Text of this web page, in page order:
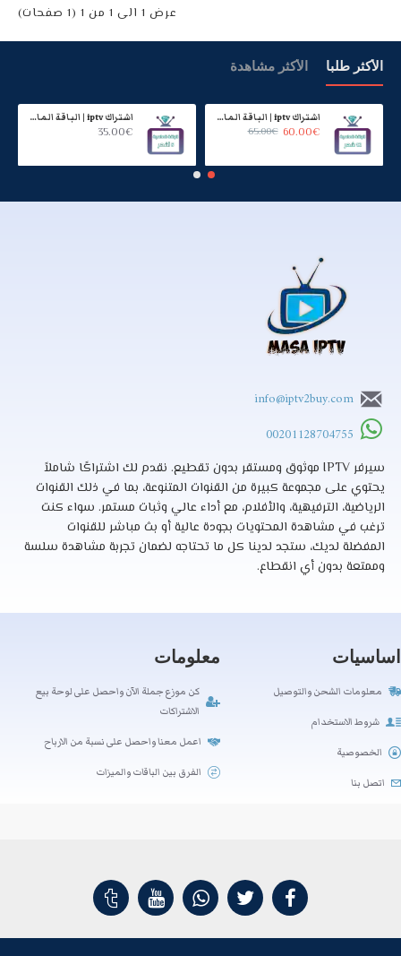
عرض 1 الى 1 من 1 (1 صفحات)
الأكثر طلبا الأكثر مشاهدة
اشتراك iptv | الباقة الماسية | مدة عام
60.00€
65.00€
اشتراك iptv | الباقة الماسية | ستة اشهر
35.00€
info@iptv2buy.com
00201128704755
سيرفر IPTV موثوق ومستقر بدون تقطيع. نقدم لك اشتراكًا شاملاً
يحتوي على مجموعة كبيرة من القنوات المتنوعة، بما في ذلك القنوات
الرياضية، الترفيهية، والأفلام، مع أداء عالي وثبات مستمر. سواء كنت
ترغب في مشاهدة المحتويات بجودة عالية أو بث مباشر للقنوات
المفضلة لديك، ستجد لدينا كل ما تحتاجه لضمان تجربة مشاهدة سلسة
وممتعة بدون أي انقطاع.
اساسيات
معلومات الشحن والتوصيل
شروط الاستخدام
الخصوصية
اتصل بنا
معلومات
كن موزع جملة الآن واحصل على لوحة بيع
الاشتراكات
اعمل معنا واحصل على نسبة من الارباح
الفرق بين الباقات والميزات